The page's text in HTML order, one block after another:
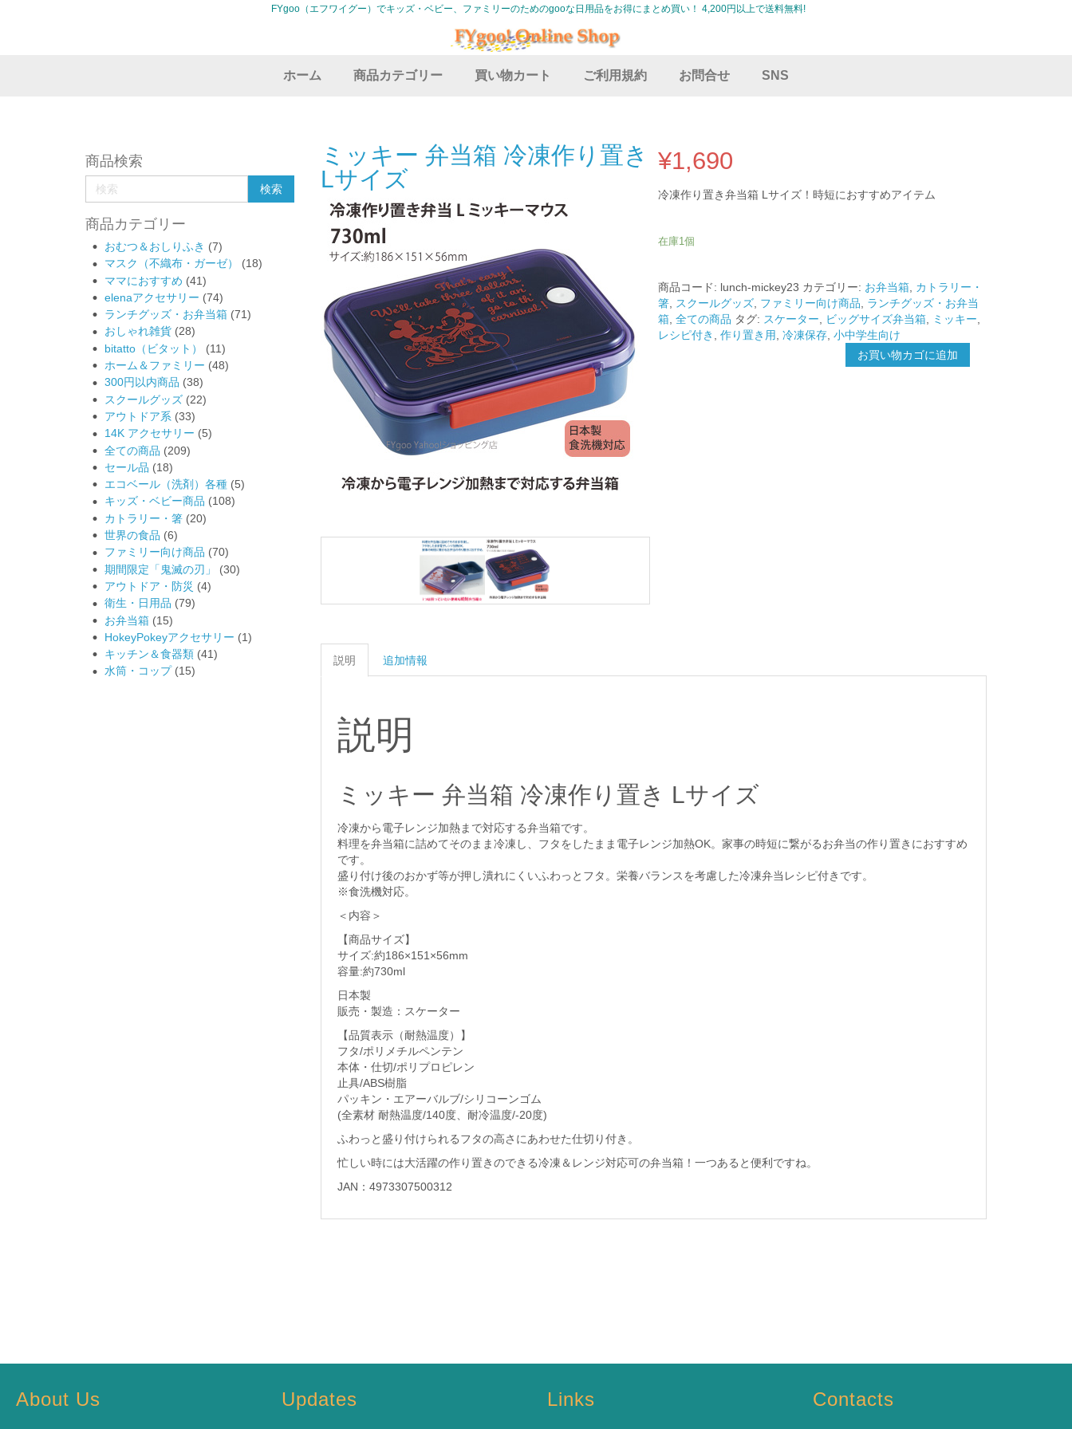
FYgoo（エフワイグー）でキッズ・ベビー、ファミリーのためのgooな日用品をお得にまとめ買い！ 4,200円以上で送料無料!
ホーム 商品カテゴリー 買い物カート ご利用規約 お問合せ SNS
商品検索
商品カテゴリー
おむつ＆おしりふき (7)
マスク（不織布・ガーゼ）
(18)
ママにおすすめ (41)
elenaアクセサリー (74)
ランチグッズ・お弁当箱 (71)
おしゃれ雑貨 (28)
bitatto（ビタット）
(11)
ホーム＆ファミリー (48)
300円以内商品 (38)
スクールグッズ (22)
アウトドア系 (33)
14K アクセサリー (5)
全ての商品 (209)
セール品 (18)
エコベール（洗剤）各種 (5)
キッズ・ベビー商品 (108)
カトラリー・箸 (20)
世界の食品 (6)
ファミリー向け商品 (70)
期間限定「鬼滅の刃」
(30)
アウトドア・防災 (4)
衛生・日用品 (79)
お弁当箱 (15)
HokeyPokeyアクセサリー (1)
キッチン＆食器類 (41)
水筒・コップ (15)
ミッキー 弁当箱 冷凍作り置き
Lサイズ
¥1,690
冷凍作り置き弁当箱 Lサイズ！時短におすすめアイテム
在庫1個
ッ
キ
ー
弁
当
商品コード: lunch-mickey23 カテゴリー: お弁当箱, カトラリー・
箸, スクールグッズ, ファミリー向け商品
ランチグッズ・お弁当
箱, 全ての商品 タグ: スケーター ビッグサイズ弁当箱, ミッキー
レシピ付き
作り置き用 冷凍保存, 小中学生向け
お買い物カゴに追加
説明 追加情報
説明
ミッキー 弁当箱 冷凍作り置き Lサイズ
冷凍から電子レンジ加熱まで対応する弁当箱です。
料理を弁当箱に詰めてそのまま冷凍し、フタをしたまま電子レンジ加熱OK。家事の時短に繋がるお弁当の作り置きにおすすめ
です。
盛り付け後のおかず等が押し潰れにくいふわっとフタ。栄養バランスを考慮した冷凍弁当レシピ付きです。
※食洗機対応。
＜内容＞
【商品サイズ】
サイズ:約186×151×56mm
容量:約730ml
日本製
販売・製造：スケーター
【品質表示（耐熱温度）】
フタ/ポリメチルペンテン
本体・仕切/ポリプロピレン
止具/ABS樹脂
パッキン・エアーバルブ/シリコーンゴム
(全素材 耐熱温度/140度、耐冷温度/-20度)
ふわっと盛り付けられるフタの高さにあわせた仕切り付き。
忙しい時には大活躍の作り置きのできる冷凍＆レンジ対応可の弁当箱！一つあると便利ですね。
JAN：4973307500312
About Us Updates Links Contacts